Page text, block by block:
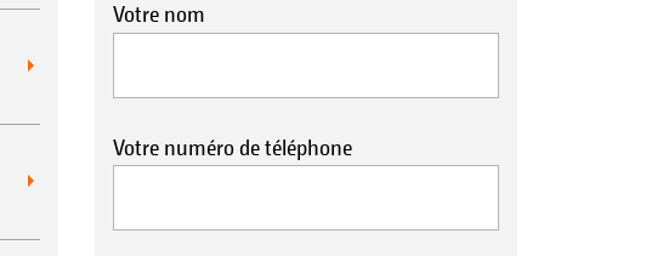
Votre nom
Votre numéro de téléphone